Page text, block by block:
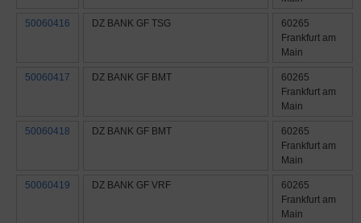
50060416 DZ BANK GF TSG
60265
Frankfurt am
Main
50060417 DZ BANK GF BMT
60265
Frankfurt am
Main
50060418 DZ BANK GF BMT
60265
Frankfurt am
Main
50060419 DZ BANK GF VRF
60265
Frankfurt am
Main